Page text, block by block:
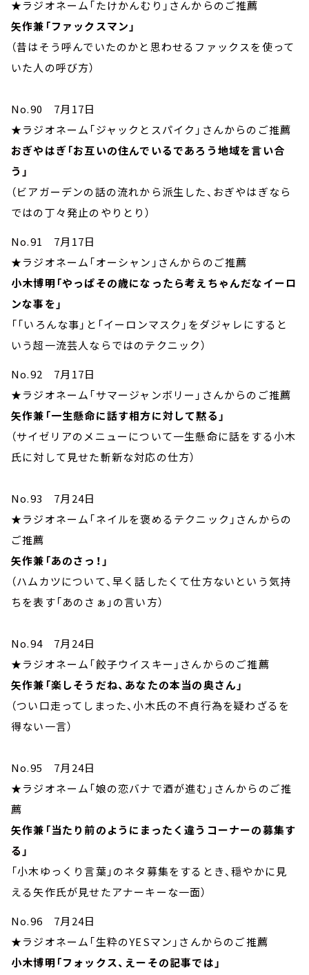
★ラジオネーム「たけかんむり」さんからのご推薦
矢作兼「ファックスマン」
（昔はそう呼んでいたのかと思わせるファックスを使って
いた人の呼び方）
No.90 7月17日
★ラジオネーム「ジャックとスパイク」さんからのご推薦
おぎやはぎ「お互いの住んでいるであろう地域を言い合
う」
（ビアガーデンの話の流れから派生した、おぎやはぎなら
ではの丁々発止のやりとり）
No.91 7月17日
★ラジオネーム「オーシャン」さんからのご推薦
小木博明「やっぱその歳になったら考えちゃんだなイーロ
ンな事を」
「「いろんな事」と「イーロンマスク」をダジャレにすると
いう超一流芸人ならではのテクニック）
No.92 7月17日
★ラジオネーム「サマージャンボリー」さんからのご推薦
矢作兼「一生懸命に話す相方に対して黙る」
（サイゼリアのメニューについて一生懸命に話をする小木
氏に対して見せた斬新な対応の仕方）
No.93 7月24日
★ラジオネーム「ネイルを褒めるテクニック」さんからの
ご推薦
矢作兼「あのさっ！」
（ハムカツについて、早く話したくて仕方ないという気持
ちを表す「あのさぁ」の言い方）
No.94 7月24日
★ラジオネーム「餃子ウイスキー」さんからのご推薦
矢作兼「楽しそうだね、あなたの本当の奥さん」
（つい口走ってしまった、小木氏の不貞行為を疑わざるを
得ない一言）
No.95 7月24日
★ラジオネーム「娘の恋バナで酒が進む」さんからのご推
薦
矢作兼「当たり前のようにまったく違うコーナーの募集す
る」
「小木ゆっくり言葉」のネタ募集をするとき、穏やかに見
える矢作氏が見せたアナーキーな一面）
No.96 7月24日
★ラジオネーム「生粋のYESマン」さんからのご推薦
小木博明「フォックス、えーその記事では」